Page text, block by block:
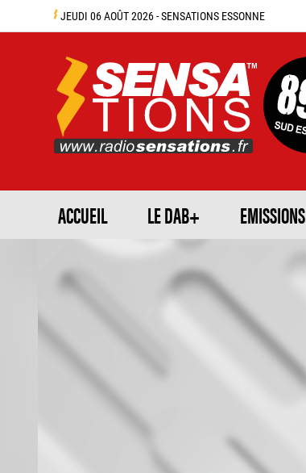
JEUDI 06 AOÛT 2026 - SENSATIONS ESSONNE
ACCUEIL LE DAB+ EMISSIONS